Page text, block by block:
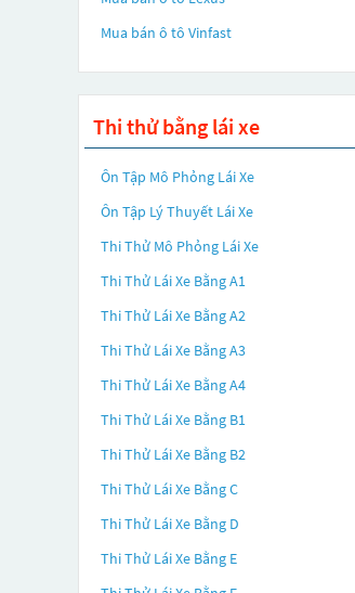
Mua bán ô tô Vinfast
Thi thử bằng lái xe
Ôn Tập Mô Phỏng Lái Xe
Ôn Tập Lý Thuyết Lái Xe
Thi Thử Mô Phỏng Lái Xe
Thi Thử Lái Xe Bằng A1
Thi Thử Lái Xe Bằng A2
Thi Thử Lái Xe Bằng A3
Thi Thử Lái Xe Bằng A4
Thi Thử Lái Xe Bằng B1
Thi Thử Lái Xe Bằng B2
Thi Thử Lái Xe Bằng C
Thi Thử Lái Xe Bằng D
Thi Thử Lái Xe Bằng E